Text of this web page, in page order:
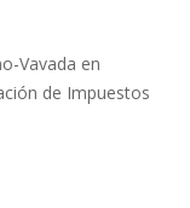
Vavada en
de Impuestos